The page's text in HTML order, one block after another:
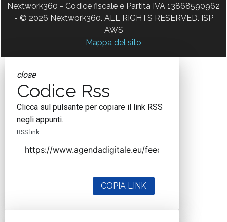
Nextwork360 - Codice fiscale e Partita IVA 13868590962
- © 2026 Nextwork360. ALL RIGHTS RESERVED. ISP
AWS
Mappa del sito
close
Codice Rss
Clicca sul pulsante per copiare il link RSS
negli appunti.
RSS link
COPIA LINK